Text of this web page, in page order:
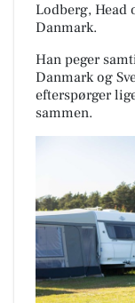
Lodberg, Head
Danmark.
Han peger
Danmark og
efterspørger
sammen.